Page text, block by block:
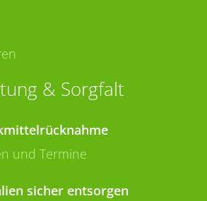
& Sorgfalt
und Termine
sicher entsorgen